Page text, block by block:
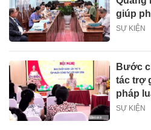
giúp
SỰ KIỆN
Bước
tác trợ
pháp
SỰ KIỆN